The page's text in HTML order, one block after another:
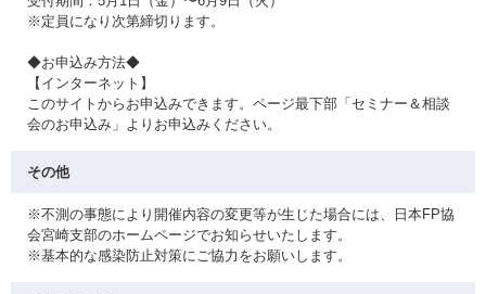
※定員になり次第締切ります。
◆お申込み方法◆
【インターネット】
このサイトからお申込みできます。ページ最下部「セミナー＆相談
会のお申込み」よりお申込みください。
その他
※不測の事態により開催内容の変更等が生じた場合には、日本FP協
会宮崎支部のホームページでお知らせいたします。
※基本的な感染防止対策にご協力をお願いします。